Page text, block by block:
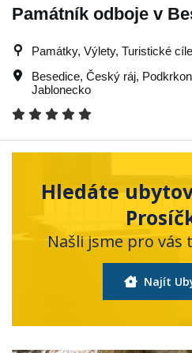
Památník odboje v
Památky, Výlety, Turistické
Besedice, Český ráj,
Jablonecko
Hledáte
Našli jsme pro vás
Najít